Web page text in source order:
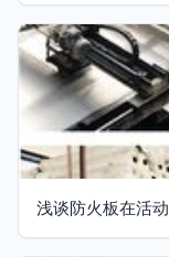
浅谈防火板在活